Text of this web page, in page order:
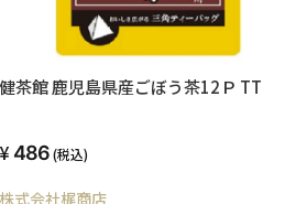
健茶館 鹿児島県産ごぼう茶12Ｐ TT
486(税込)
株式会社梶商店